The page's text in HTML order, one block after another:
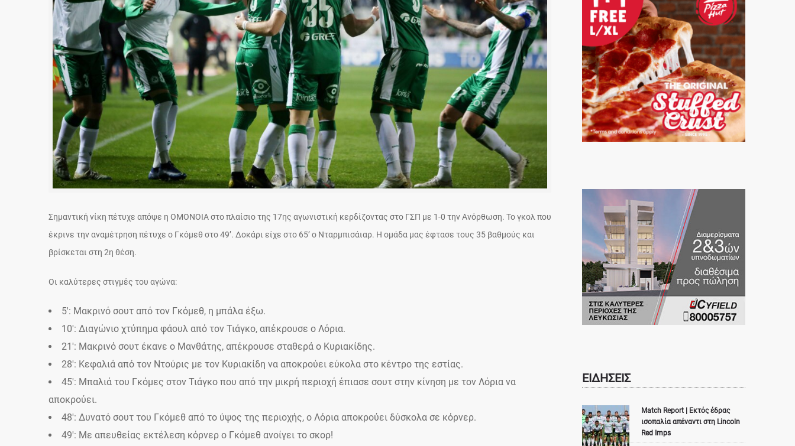
Σημαντική νίκη πέτυχε απόψε η ΟΜΟΝΟΙΑ στο πλαίσιο της 17ης αγωνιστική κερδίζοντας στο ΓΣΠ με 1-0 την Ανόρθωση. Το γκολ που
έκρινε την αναμέτρηση πέτυχε ο Γκόμεθ στο 49’. Δοκάρι είχε στο 65’ ο Νταρμπισάιαρ. Η ομάδα μας έφτασε τους 35 βαθμούς και
βρίσκεται στη 2η θέση.
Οι καλύτερες στιγμές του αγώνα:
5′: Μακρινό σουτ από τον Γκόμεθ, η μπάλα έξω.
10′: Διαγώνιο χτύπημα φάουλ από τον Τιάγκο, απέκρουσε ο Λόρια.
21′: Μακρινό σουτ έκανε ο Μανθάτης, απέκρουσε σταθερά ο Κυριακίδης.
28′: Κεφαλιά από τον Ντούρις με τον Κυριακίδη να αποκρούει εύκολα στο κέντρο της εστίας.
45′: Μπαλιά του Γκόμες στον Τιάγκο που από την μικρή περιοχή έπιασε σουτ στην κίνηση με τον Λόρια να
αποκρούει.
48′: Δυνατό σουτ του Γκόμεθ από το ύψος της περιοχής, ο Λόρια αποκρούει δύσκολα σε κόρνερ.
49′: Με απευθείας εκτέλεση κόρνερ ο Γκόμεθ ανοίγει το σκορ!
ΕΙΔΗΣΕΙΣ
Match Report | Εκτός έδρας
ισοπαλία απέναντι στη Lincoln
Red Imps